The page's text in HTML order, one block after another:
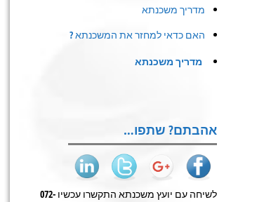
מדריך משכנתא
האם כדאי למחזר את המשכנתא ?
מדריך משכנתא
אהבתם? שתפו…
לשיחה עם יועץ משכנתא התקשרו עכשיו 072-